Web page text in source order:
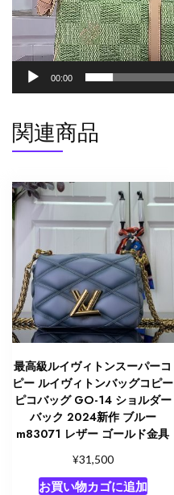
ス
ー
具
個
00:00
関連商品
最高級ルイヴィトンスーパーコ
ピー ルイヴィトンバッグコピー
ピコバッグ GO-14 ショルダー
バック 2024新作 ブルー
m83071 レザー ゴールド金具
¥31,500
お買い物カゴに追加